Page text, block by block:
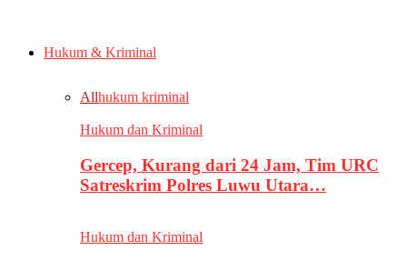
Hukum & Kriminal
Allhukum kriminal
Hukum dan Kriminal
Gercep, Kurang dari 24 Jam, Tim URC
Satreskrim Polres Luwu Utara…
Hukum dan Kriminal